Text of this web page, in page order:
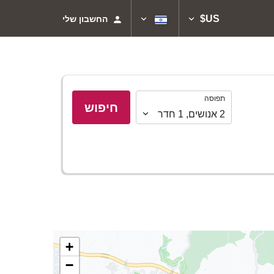
US$ החשבון שלי
תפוסה
תפוסה
2 אנושים,
1 חדר חיפוש
+
−